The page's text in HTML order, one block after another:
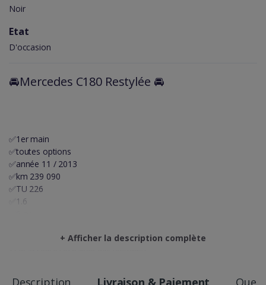
Noir
Etat
D'occasion
🚘Mercedes C180 Restylée 🚘
✅1er main
✅toutes options
✅année 11 / 2013
✅km 239 090
✅TU 226
✅1.6
showroom🚗 MHIRI AUTO🚗
+ Afficher la description complète
Description Livraison & Paiement